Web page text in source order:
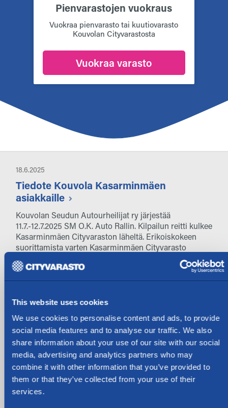
This website uses cookies
We use cookies to personalise content and ads, to provide
social media features and to analyse our traffic. We also
share information about your use of our site with our social
media, advertising and analytics partners who may
combine it with other information that you’ve provided to
them or that they’ve collected from your use of their
services.
Pienvarastojen vuokraus
Vuokraa pienvarasto tai kuutiovarasto
Kouvolan Cityvarastosta
Vuokraa varasto
18.6.2025
Tiedote Kouvola Kasarminmäen
asiakkaille
Kouvolan Seudun Autourheilijat ry järjestää
11.7.-12.7.2025 SM O.K. Auto Rallin. Kilpailun reitti kulkee
Kasarminmäen Cityvaraston läheltä. Erikoiskokeen
suorittamista varten Kasarminmäen Cityvarasto
suljetaan 11.7.2025 yleiseltä liikenteeltä Kouvolan
kaupungin päätöksen mukaisesti (Yleisen alueen
käyttölupa 286-2025-5).
Lisää uutisia
7.4.2022
Cityvaraston Kouvolan uusi toimipiste
avattiin 4.4.2022
Cityvarasto Oyj:n toimipiste Kouvola Kasarmimäellä
avattiin 4.4.2022. Kauniiseen, suojeltuun rakennukseen
remontoitiin syksyn ja talven aikana tyylikäs
pienvarastohotelli. Rakennuksen kokonaispinta-ala on 1